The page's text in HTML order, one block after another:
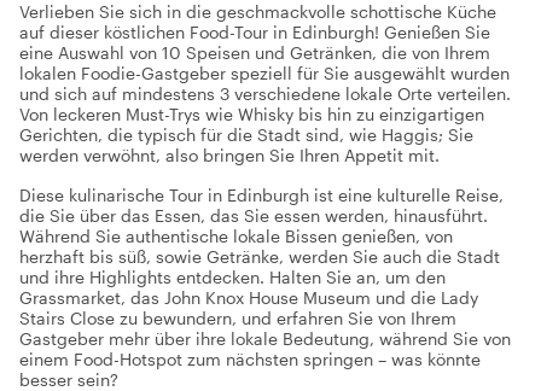
Verlieben Sie sich in die geschmackvolle schottische Küche
auf dieser köstlichen Food-Tour in Edinburgh! Genießen Sie
eine Auswahl von 10 Speisen und Getränken, die von Ihrem
lokalen Foodie-Gastgeber speziell für Sie ausgewählt wurden
und sich auf mindestens 3 verschiedene lokale Orte verteilen.
Von leckeren Must-Trys wie Whisky bis hin zu einzigartigen
Gerichten, die typisch für die Stadt sind, wie Haggis; Sie
werden verwöhnt, also bringen Sie Ihren Appetit mit.
Diese kulinarische Tour in Edinburgh ist eine kulturelle Reise,
die Sie über das Essen, das Sie essen werden, hinausführt.
Während Sie authentische lokale Bissen genießen, von
herzhaft bis süß, sowie Getränke, werden Sie auch die Stadt
und ihre Highlights entdecken. Halten Sie an, um den
Grassmarket, das John Knox House Museum und die Lady
Stairs Close zu bewundern, und erfahren Sie von Ihrem
Gastgeber mehr über ihre lokale Bedeutung, während Sie von
einem Food-Hotspot zum nächsten springen – was könnte
besser sein?